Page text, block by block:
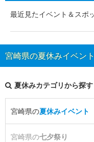
最近見たイベント＆スポ
宮崎県の夏休みイベン
夏休みカテゴリから探す
宮崎県の夏休みイベント
宮崎県の七夕祭り